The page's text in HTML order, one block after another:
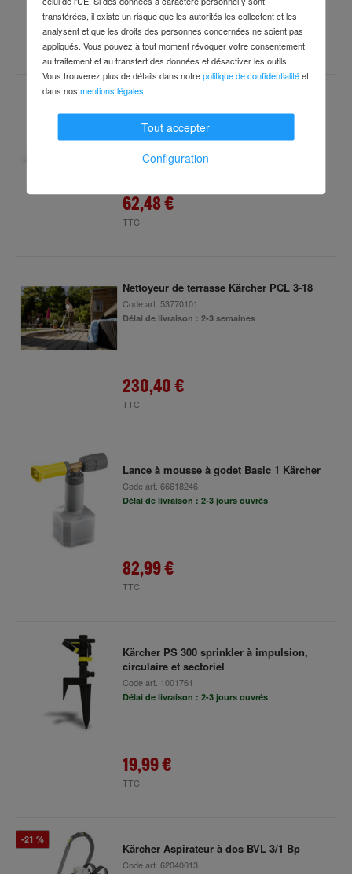
624,98 €
Code art.
Délai de livraison : 2-3 jours ouvrés
62,48 €
TTC
Nettoyeur de terrasse Kärcher PCL 3-18
Code art. 53770101
Délai de livraison : 2-3 semaines
230,40 €
TTC
Lance à mousse à godet Basic 1 Kärcher
Code art. 66618246
Délai de livraison : 2-3 jours ouvrés
82,99 €
TTC
Kärcher PS 300 sprinkler à impulsion,
circulaire et sectoriel
Code art. 1001761
Délai de livraison : 2-3 jours ouvrés
19,99 €
TTC
-21 %
Kärcher Aspirateur à dos BVL 3/1 Bp
Code art. 62040013
transférées, il existe un risque que les autorités les collectent et les
analysent et que les droits des personnes concernées ne soient pas
appliqués. Vous pouvez à tout moment révoquer votre consentement
au traitement et au transfert des données et désactiver les outils.
Vous trouverez plus de détails dans notrepolitique de confidentialitéet
dans nos mentions légales.
Tout accepter
Configuration